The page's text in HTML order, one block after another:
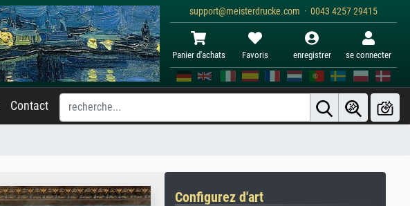
support@meisterdrucke.com · 0043 4257 29415
Panier d'achats Favoris enregistrer se connecter
Contact
Configurez d'art